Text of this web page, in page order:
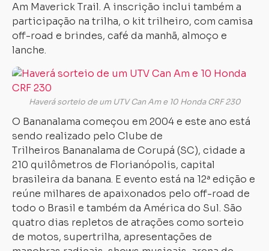
Am Maverick Trail. A inscrição inclui também a
participação na trilha, o kit trilheiro, com camisa
off-road e brindes, café da manhã, almoço e
lanche.
Haverá sorteio de um UTV Can Am e 10 Honda CRF 230
O Bananalama começou em 2004 e este ano está
sendo realizado pelo Clube de
Trilheiros Bananalama de Corupá (SC), cidade a
210 quilômetros de Florianópolis, capital
brasileira da banana. E evento está na 12ª edição e
reúne milhares de apaixonados pelo off-road de
todo o Brasil e também da América do Sul. São
quatro dias repletos de atrações como sorteio
de motos, supertrilha, apresentações de